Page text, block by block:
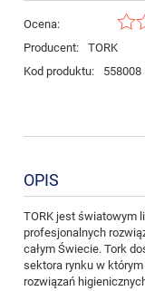
Ocena:
Producent:
TORK
Kod produktu:
558008
OPIS
TORK jest światowym
profesjonalnych
całym Świecie. Tork
sektora rynku w
rozwiązań